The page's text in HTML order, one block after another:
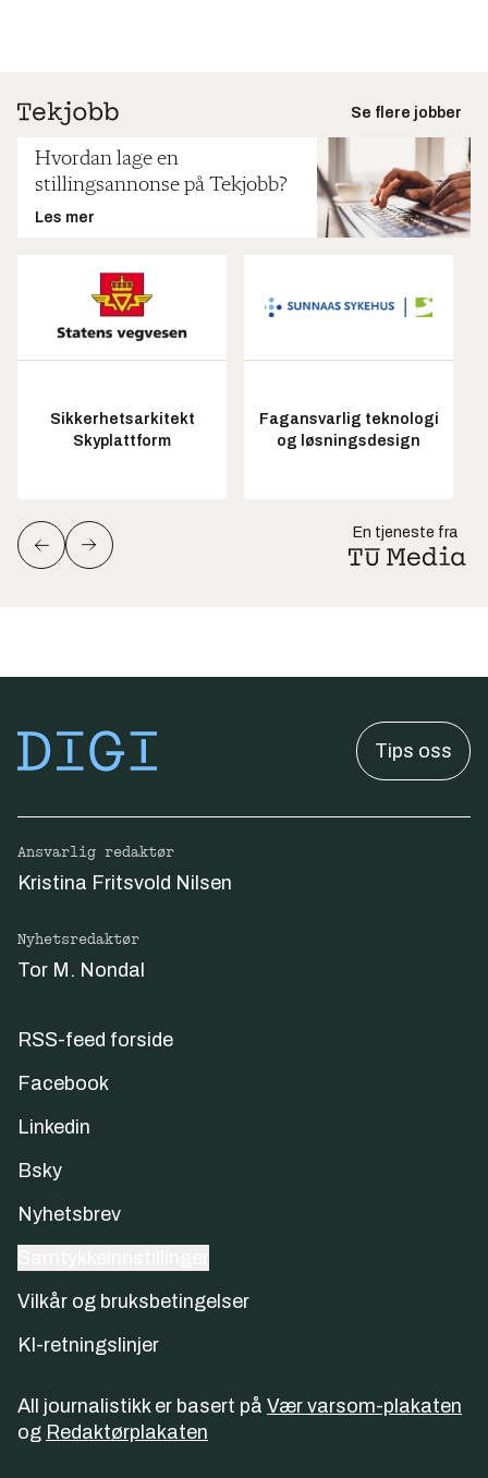
Se flere jobber
Hvordan lage en
stillingsannonse på Tekjobb?
Les mer
Sikkerhetsarkitekt
Skyplattform
Fagansvarlig teknologi
og løsningsdesign
En tjeneste fra
Tips oss
Ansvarlig redaktør
Kristina Fritsvold Nilsen
Nyhetsredaktør
Tor M. Nondal
RSS-feed forside
Facebook
Linkedin
Bsky
Nyhetsbrev
Vilkår og bruksbetingelser
KI-retningslinjer
All journalistikk er basert på Vær varsom-plakaten
og Redaktørplakaten